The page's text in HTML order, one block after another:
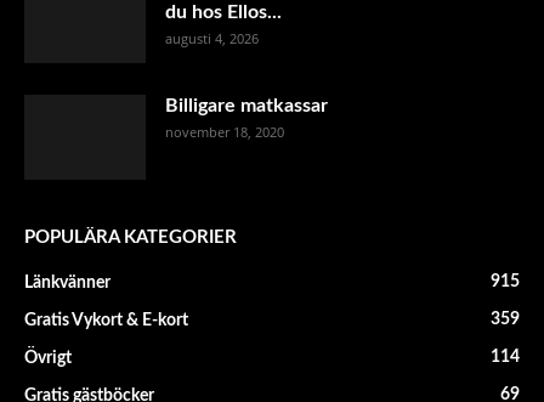
du hos Ellos...
augusti 4, 2026
Billigare matkassar
november 18, 2020
POPULÄRA KATEGORIER
Länkvänner 915
Gratis Vykort & E-kort 359
Övrigt 114
Gratis gästböcker 69